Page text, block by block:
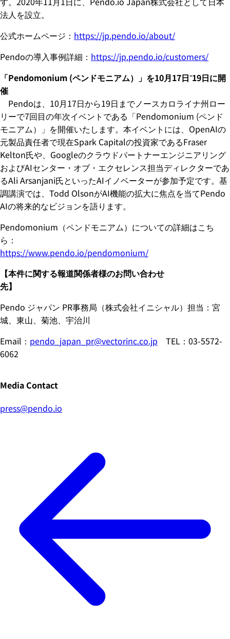
法人を設立。
公式ホームページ： https://jp.pendo.io/about/
Pendoの導入事例詳細： https://jp.pendo.io/customers/
「Pendomonium (ペンドモニアム）」を10月17日⁻19日に開
催
Pendoは、10月17日から19日までノースカロライナ州ロー
リーで7回目の年次イベントである「Pendomonium (ペンド
モニアム）」を開催いたします。本イベントには、OpenAIの
元製品責任者で現在Spark Capitalの投資家であるFraser
Kelton氏や、Googleのクラウドパートナーエンジニアリング
およびAIセンター・オブ・エクセレンス担当ディレクターであ
るAli Arsanjani氏といったAIイノベーターが参加予定です。基
調講演では、Todd OlsonがAI機能の拡大に焦点を当てPendo
AIの将来的なビジョンを語ります。
Pendomonium（ペンドモニアム）についての詳細はこち
ら：
https://www.pendo.io/pendomonium/
【本件に関する報道関係者様のお問い合わせ
先】
Pendo ジャパン PR事務局（株式会社イニシャル）担当：宮
城、東山、菊池、宇治川
Email： pendo_japan_pr@vectorinc.co.jp TEL：03-5572-
6062
Media Contact
press@pendo.io